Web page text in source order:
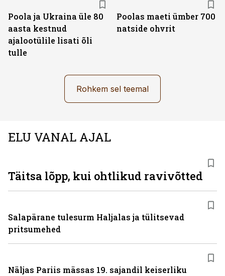
Poola ja Ukraina üle 80
aasta kestnud
ajalootülile lisati õli
tulle
Poolas maeti ümber 700
natside ohvrit
Rohkem sel teemal
ELU VANAL AJAL
Täitsa lõpp, kui ohtlikud ravivõtted
Salapärane tulesurm Haljalas ja tülitsevad
pritsumehed
Näljas Pariis mässas 19. sajandil keiserliku